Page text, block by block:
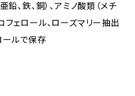
鉛、鉄、銅）、アミノ酸類（メチ
フェロール、ローズマリー抽出
ールで保存